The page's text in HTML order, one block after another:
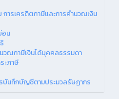
การเครดิตภาษีและการคำนวณเงิน
อน
วณภาษีเงินได้บุคคลธรรมดา
ะภาษี
บันทึกบัญชีตามประมวลรัษฏากร